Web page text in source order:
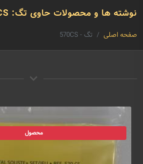
نوشته ها و محصولات حاوی تگ: 570CS
صفحه اصلی تگ - 570CS
محصول